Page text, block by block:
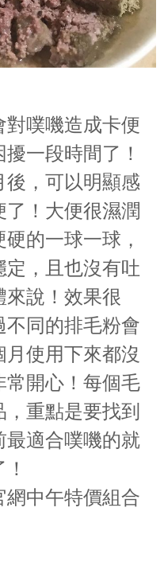
噗嘰造成卡便
一段時間了！
後，可以明顯感
了！大便很濕潤
的一球一球，
定，且也沒有吐
來說！效果很
不同的排毛粉會
使用下來都沒
常開心！每個毛
重點是要找到
最適合噗嘰的就
網中午特價組合